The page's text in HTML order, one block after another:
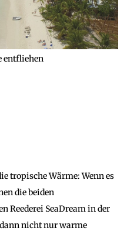
entfliehen
tropische Wärme: Wenn es
die beiden
Reederei SeaDream in der
nicht nur warme